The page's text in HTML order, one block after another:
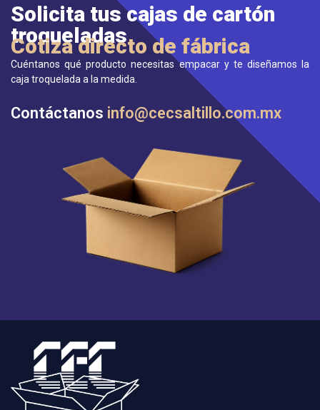
Solicita tus cajas de cartón
troqueladas
Cotiza directo de fábrica
Cuéntanos qué producto necesitas empacar y te diseñamos la
caja troquelada a la medida.
Contáctanos info@cecsaltillo.com.mx